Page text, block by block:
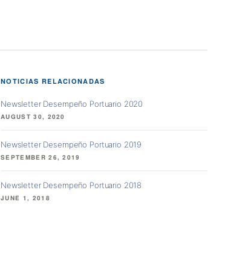
NOTICIAS RELACIONADAS
Newsletter Desempeño Portuario 2020
AUGUST 30, 2020
Newsletter Desempeño Portuario 2019
SEPTEMBER 26, 2019
Newsletter Desempeño Portuario 2018
JUNE 1, 2018